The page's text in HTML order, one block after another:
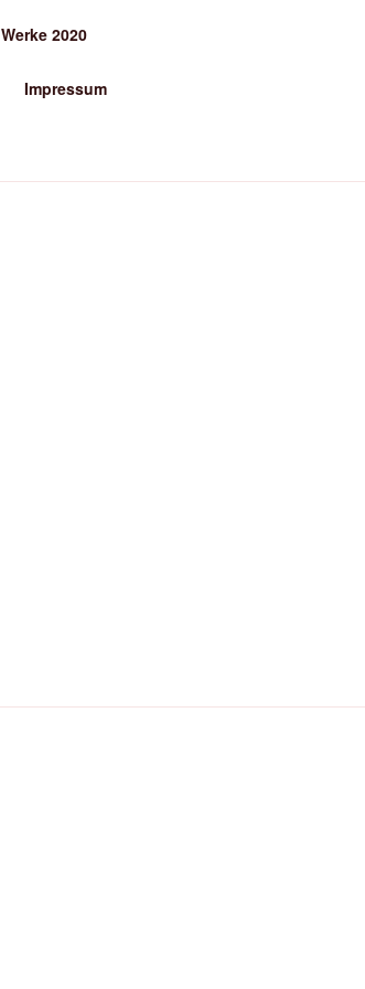
Werke 2020
Impressum